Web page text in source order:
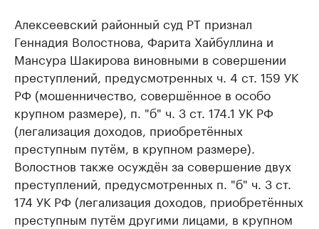
Алексеевский районный суд РТ признал
Геннадия Волостнова, Фарита Хайбуллина и
Мансура Шакирова виновными в совершении
преступлений, предусмотренных ч. 4 ст. 159 УК
РФ (мошенничество, совершённое в особо
крупном размере), п. "б" ч. 3 ст. 174.1 УК РФ
(легализация доходов, приобретённых
преступным путём, в крупном размере).
Волостнов также осуждён за совершение двух
преступлений, предусмотренных п. "б" ч. 3 ст.
174 УК РФ (легализация доходов, приобретённых
преступным путём другими лицами, в крупном